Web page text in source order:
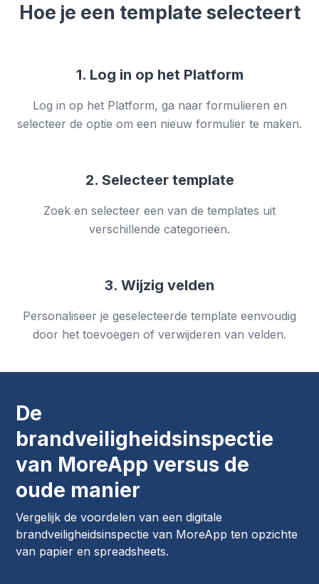
Hoe je een template selecteert
1. Log in op het Platform
Log in op het Platform, ga naar formulieren en
selecteer de optie om een nieuw formulier te maken.
2. Selecteer template
Zoek en selecteer een van de templates uit
verschillende categorieën.
3. Wijzig velden
Personaliseer je geselecteerde template eenvoudig
door het toevoegen of verwijderen van velden.
De
brandveiligheidsinspectie
van MoreApp versus de
oude manier
Vergelijk de voordelen van een digitale
brandveiligheidsinspectie van MoreApp ten opzichte
van papier en spreadsheets.